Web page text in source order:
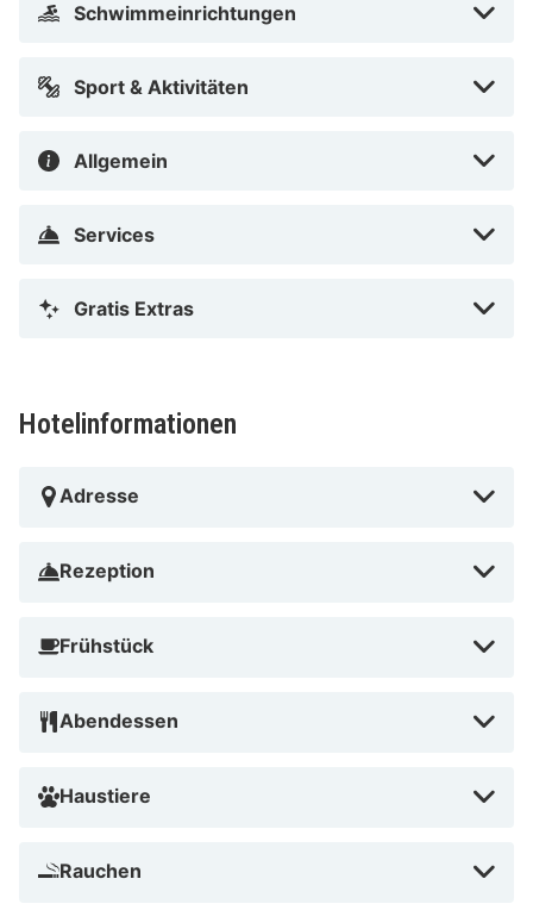
Schwimmeinrichtungen
Sport & Aktivitäten
Allgemein
Services
Gratis Extras
Hotelinformationen
Adresse
Rezeption
Frühstück
Abendessen
Haustiere
Rauchen